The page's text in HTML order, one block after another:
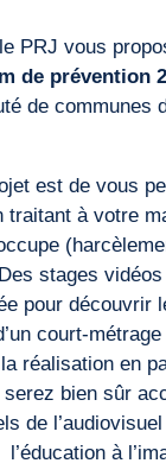
PRJ vous
de prévention
de communes
est de vous
traitant à votre
stages vidéos
pour découvrir
court-
réalisation en
serez bien sûr
de
l’éducation à